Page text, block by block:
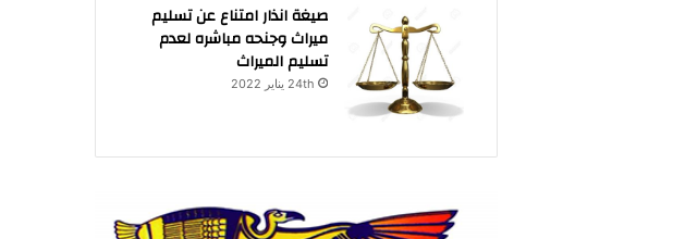
صيغة انذار امتناع عن تسليم
ميراث وجنحه مباشره لعدم
تسليم الميراث
24th يناير 2022